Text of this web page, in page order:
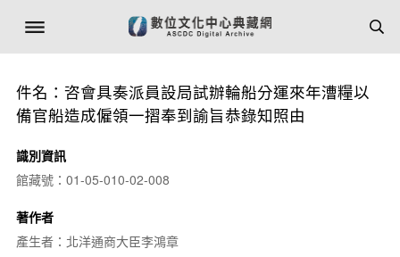
件名：咨會具奏派員設局試辦輪船分運來年漕糧以
備官船造成僱領一摺奉到諭旨恭錄知照由
識別資訊
館藏號：01-05-010-02-008
著作者
產生者：北洋通商大臣李鴻章